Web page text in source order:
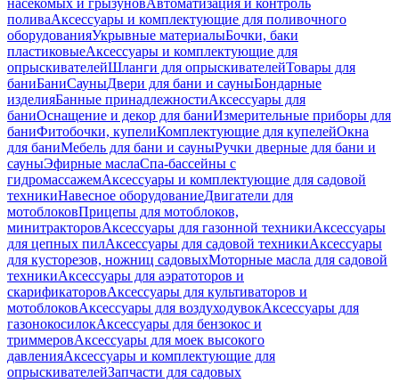
насекомых и грызуновАвтоматизация и контроль
поливаАксессуары и комплектующие для поливочного
оборудованияУкрывные материалыБочки, баки
пластиковыеАксессуары и комплектующие для
опрыскивателейШланги для опрыскивателейТовары для
баниБаниСауныДвери для бани и сауныБондарные
изделияБанные принадлежностиАксессуары для
баниОснащение и декор для баниИзмерительные приборы для
баниФитобочки, купелиКомплектующие для купелейОкна
для баниМебель для бани и сауныРучки дверные для бани и
сауныЭфирные маслаСпа-бассейны с
гидромассажемАксессуары и комплектующие для садовой
техникиНавесное оборудованиеДвигатели для
мотоблоковПрицепы для мотоблоков,
минитракторовАксессуары для газонной техникиАксессуары
для цепных пилАксессуары для садовой техникиАксессуары
для кусторезов, ножниц садовыхМоторные масла для садовой
техникиАксессуары для аэратоторов и
скарификаторовАксессуары для культиваторов и
мотоблоковАксессуары для воздуходувокАксессуары для
газонокосилокАксессуары для бензокос и
триммеровАксессуары для моек высокого
давленияАксессуары и комплектующие для
опрыскивателейЗапчасти для садовых